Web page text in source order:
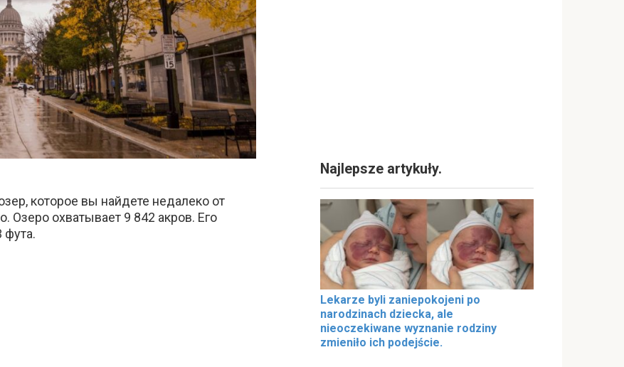
которое вы найдете недалеко от
Озеро охватывает 9 842 акров. Его
фута.
Najlepsze artykuły.
Lekarze byli zaniepokojeni po
narodzinach dziecka, ale
nieoczekiwane wyznanie rodziny
zmieniło ich podejście.